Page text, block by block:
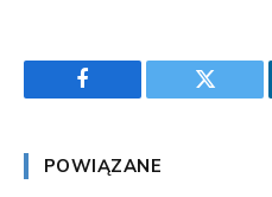
Facebook Twitter
POWIĄZANE